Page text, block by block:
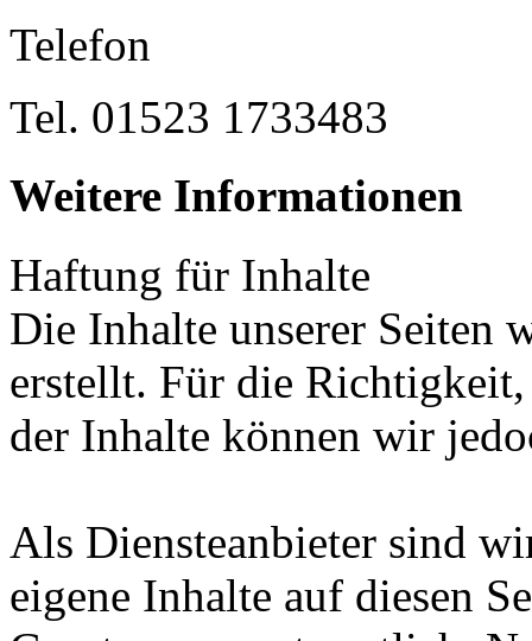
Telefon
Tel. 01523 1733483
Weitere Informationen
Haftung für Inhalte
Die Inhalte unserer Seiten
erstellt. Für die
der Inhalte können wir
Als Diensteanbieter sind
eigene Inhalte auf diesen